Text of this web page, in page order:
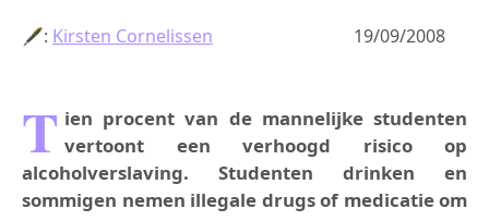
19/09/2008
🖋: Kirsten Cornelissen
T ien procent van de mannelijke studenten
vertoont een verhoogd risico op
alcoholverslaving. Studenten drinken en
sommigen nemen illegale drugs of medicatie om